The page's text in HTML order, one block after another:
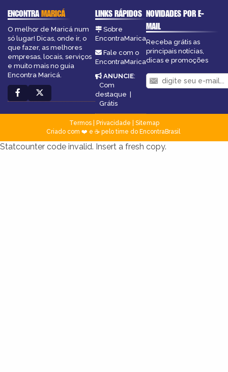
ENCONTRAMARICÁ
O melhor de Maricá num
só lugar! Dicas, onde ir, o
que fazer, as melhores
empresas, locais, serviços
e muito mais no guia
Encontra Maricá.
LINKS RÁPIDOS
Sobre
EncontraMarica
Fale com o
EncontraMarica
ANUNCIE:
Com
destaque
Grátis
NOVIDADES POR E-
MAIL
Receba grátis as
principais notícias,
dicas e promoções
Termos| Privacidade
Sitemap
Criado com ❤️ e ☕ pelo time do EncontraBrasil
Statcounter code invalid. Insert a fresh copy.